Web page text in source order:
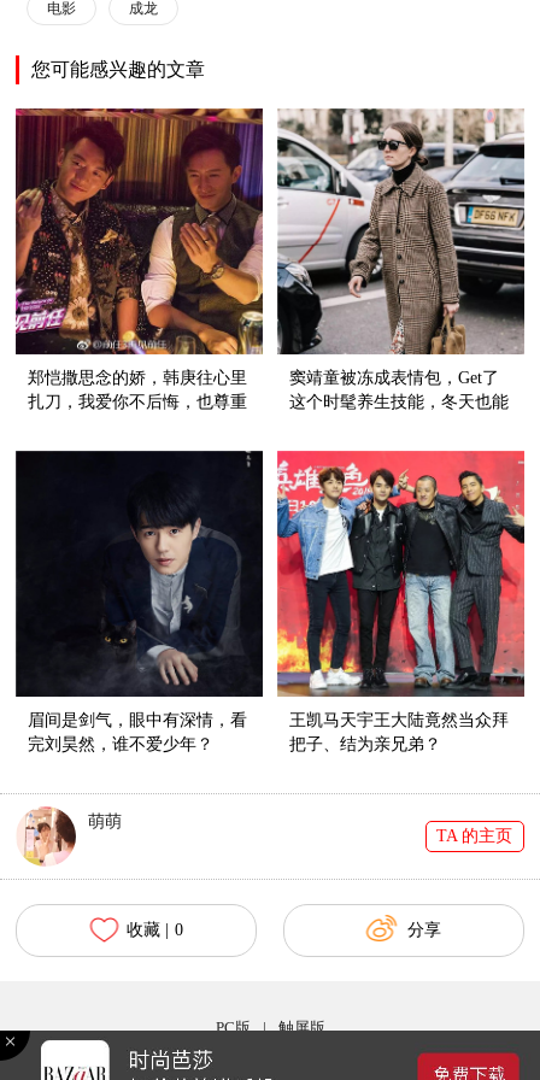
电影 成龙
您可能感兴趣的文章
郑恺撒思念的娇，韩庚往心里
扎刀，我爱你不后悔，也尊重
窦靖童被冻成表情包，Get了
这个时髦养生技能，冬天也能
眉间是剑气，眼中有深情，看
完刘昊然，谁不爱少年？
王凯马天宇王大陆竟然当众拜
把子、结为亲兄弟？
萌萌
TA 的主页
收藏 | 0 分享
PC版 | 触屏版
Copyright © 2017 bazaar.com.cn 北京时尚在线网络服务有限公司 京ICP备030044号